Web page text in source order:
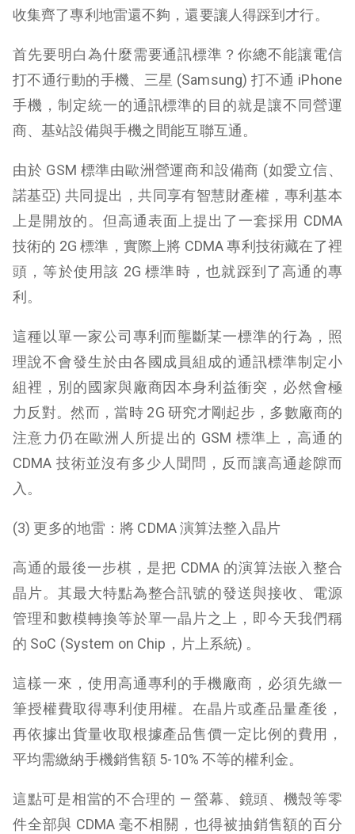
收集齊了專利地雷還不夠，還要讓人得踩到才行。
首先要明白為什麼需要通訊標準？你總不能讓電信
打不通行動的手機、三星 (Samsung) 打不通 iPhone
手機，制定統一的通訊標準的目的就是讓不同營運
商、基站設備與手機之間能互聯互通。
由於 GSM 標準由歐洲營運商和設備商 (如愛立信、
諾基亞) 共同提出，共同享有智慧財產權，專利基本
上是開放的。但高通表面上提出了一套採用 CDMA
技術的 2G 標準，實際上將 CDMA 專利技術藏在了裡
頭，等於使用該 2G 標準時，也就踩到了高通的專
利。
這種以單一家公司專利而壟斷某一標準的行為，照
理說不會發生於由各國成員組成的通訊標準制定小
組裡，別的國家與廠商因本身利益衝突，必然會極
力反對。然而，當時 2G 研究才剛起步，多數廠商的
注意力仍在歐洲人所提出的 GSM 標準上，高通的
CDMA 技術並沒有多少人聞問，反而讓高通趁隙而
入。
(3) 更多的地雷：將 CDMA 演算法整入晶片
高通的最後一步棋，是把 CDMA 的演算法嵌入整合
晶片。其最大特點為整合訊號的發送與接收、電源
管理和數模轉換等於單一晶片之上，即今天我們稱
的 SoC (System on Chip，片上系統) 。
這樣一來，使用高通專利的手機廠商，必須先繳一
筆授權費取得專利使用權。在晶片或產品量產後，
再依據出貨量收取根據產品售價一定比例的費用，
平均需繳納手機銷售額 5-10% 不等的權利金。
這點可是相當的不合理的 — 螢幕、鏡頭、機殼等零
件全部與 CDMA 毫不相關，也得被抽銷售額的百分